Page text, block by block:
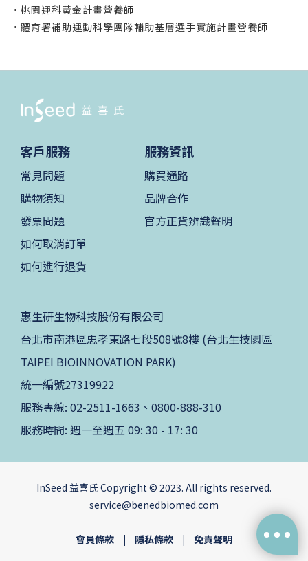
•桃園運科黃金計畫營養師
•體育署補助運動科學團隊輔助基層選手實施計畫營養師
客戶服務
常見問題
購物須知
發票問題
如何取消訂單
如何進行退貨
服務資訊
購買通路
品牌合作
官方正貨辨識聲明
惠生研生物科技股份有限公司
台北市南港區忠孝東路七段508號8樓 (台北生技園區
TAIPEI BIOINNOVATION PARK)
統一編號27319922
服務專線: 02-2511-1663、0800-888-310
服務時間: 週一至週五 09: 30 - 17: 30
InSeed 益喜氏 Copyright © 2023. All rights reserved.
service@benedbiomed.com
會員條款 | 隱私條款 | 免責聲明